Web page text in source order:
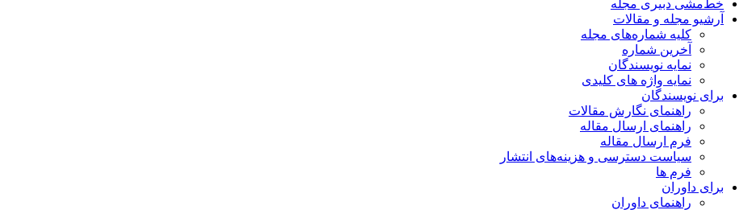
خط‌مشی دبیری مجله
آرشیو مجله و مقالات
کلیه شماره‌های مجله
آخرین شماره
نمایه نویسندگان
نمایه واژه های کلیدی
برای نویسندگان
راهنمای نگارش مقالات
راهنمای ارسال مقاله
فرم ارسال مقاله
سیاست دسترسی و هزینه‌های انتشار
فرم ها
برای داوران
راهنمای داوران